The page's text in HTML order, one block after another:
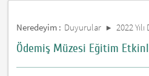
Neredeyim : Duyurular 2022
Ödemiş Müzesi Eğitim